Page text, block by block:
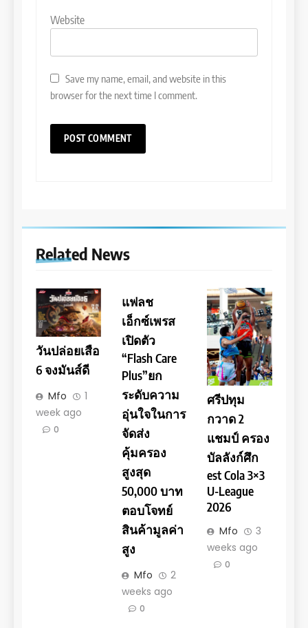
Website
Save my name, email, and website in this
browser for the next time I comment.
Related News
วันปล่อยเสือ
6 จงมันส์ดี
Mfo
1
week ago
0
แฟลช
เอ็กซ์เพรส
เปิดตัว
“Flash Care
Plus”ยก
ระดับความ
อุ่นใจในการ
จัดส่ง
คุ้มครอง
สูงสุด
50,000 บาท
ตอบโจทย์
สินค้ามูลค่า
สูง
Mfo
2
weeks ago
0
ศรีปทุม
กวาด 2
แชมป์ ครอง
บัลลังก์ศึก
est Cola 3×3
U-League
2026
Mfo
3
weeks ago
0